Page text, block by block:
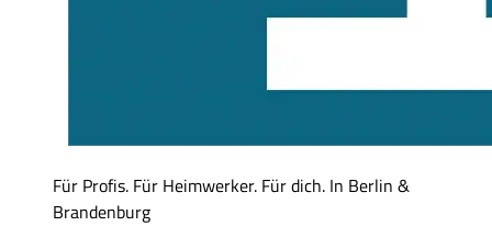
Für Profis. Für Heimwerker. Für dich. In Berlin &
Brandenburg